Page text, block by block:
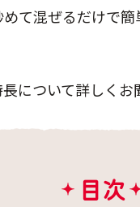
て混ぜるだけで
について詳しくお
目次